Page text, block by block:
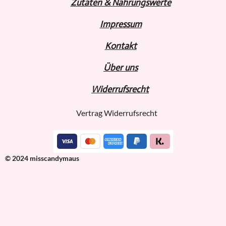
Zutaten & Nahrungswerte
Impressum
Kontakt
Über uns
Widerrufsrecht
Vertrag Widerrufsrecht
© 2024 misscandymaus